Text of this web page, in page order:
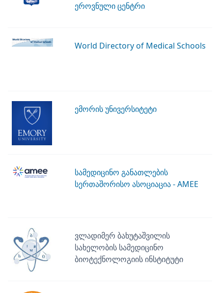
ეროვნული ცენტრი
World Directory of Medical Schools
ემორის უნივერსიტეტი
სამედიცინო განათლების
სერთაშორისო ასოციაცია - AMEE
ვლადიმერ ბახუტაშვილის
სახელობის სამედიცინო
ბიოტექნოლოგიის ინსტიტუტი